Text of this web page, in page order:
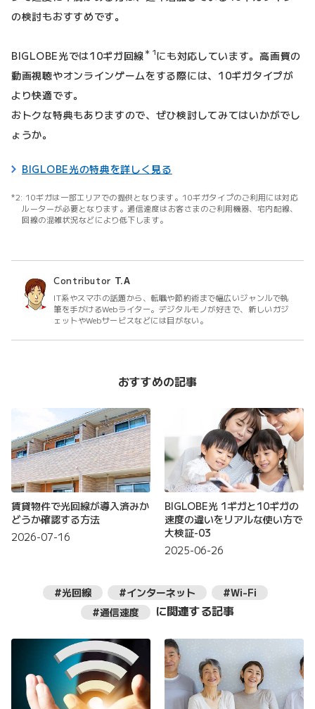
の検討もおすすめです。
BIGLOBE光では10ギガ回線＊1にも対応しています。高画質の
動画視聴やオンラインゲームをする際には、10ギガタイプが
より快適です。
おトクな特典もありますので、ぜひ検討してみてはいかがでし
ょうか。
BIGLOBE光の特典を詳しく見る
10ギガは一部エリアでの提供となります。10ギガタイプのご利用には対応
ルーターが必要となります。通信速度はお客さまのご利用機器、宅内配線、
回線の混雑状況などにより低下します。
Contributor T.A
IT系やスマホの話題から、転職や節約術まで幅広いジャンルで執
筆を手がけるWebライター。デジタルモノが好きで、新しいガジ
ェットやWebサービスなどには目がない。
おすすめの記事
賃貸物件で光回線が導入済みか
どうか確認する方法
2026-07-16
BIGLOBE光 1ギガと10ギガの
速度の違いをリアルな使い方で
大検証-03
2025-06-26
#光回線 #インターネット
#Wi-Fi
#通信速度
に関連する記事